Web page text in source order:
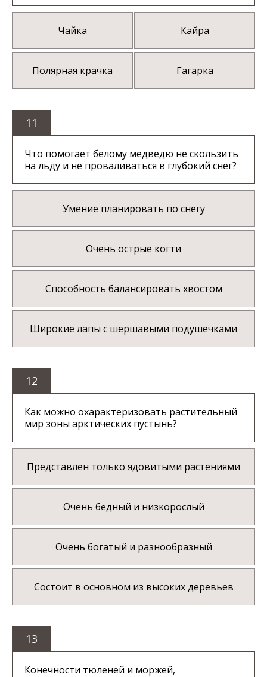
Чайка Кайра
Полярная крачка Гагарка
11
Что помогает белому медведю не скользить
на льду и не проваливаться в глубокий снег?
Умение планировать по снегу
Очень острые когти
Способность балансировать хвостом
Широкие лапы с шершавыми подушечками
12
Как можно охарактеризовать растительный
мир зоны арктических пустынь?
Представлен только ядовитыми растениями
Очень бедный и низкорослый
Очень богатый и разнообразный
Состоит в основном из высоких деревьев
13
Конечности тюленей и моржей,